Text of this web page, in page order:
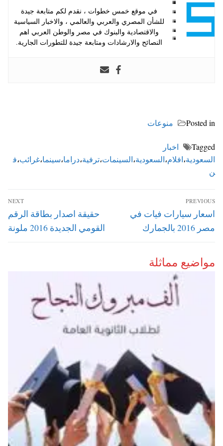
في موقع خمس خطوات ، نقدم لكم متابعة جيدة
للشأن المصري والعربي والعالمي ، والاخبار السياسية
والاقتصادية والبنوك في مصر والوطن العربي اهم
النصائح والارشادات ومتابعة جيدة للتطورات الجارية.
Posted in منوعات
Tagged
اخبار
السعودية،افلام،السعودية،السينمات،ترفية،دراما،سينما،غرائب،ف
ن
تصفّح
المقالات
PREVIOUS
Previous
اسعار سيارات فيات في
مصر 2016 بالجمارك
NEXT
Next
post:
حقيقة اصدار بطاقة الرقم
القومي الجديدة 2016 ملونة
مواضيع مماثلة